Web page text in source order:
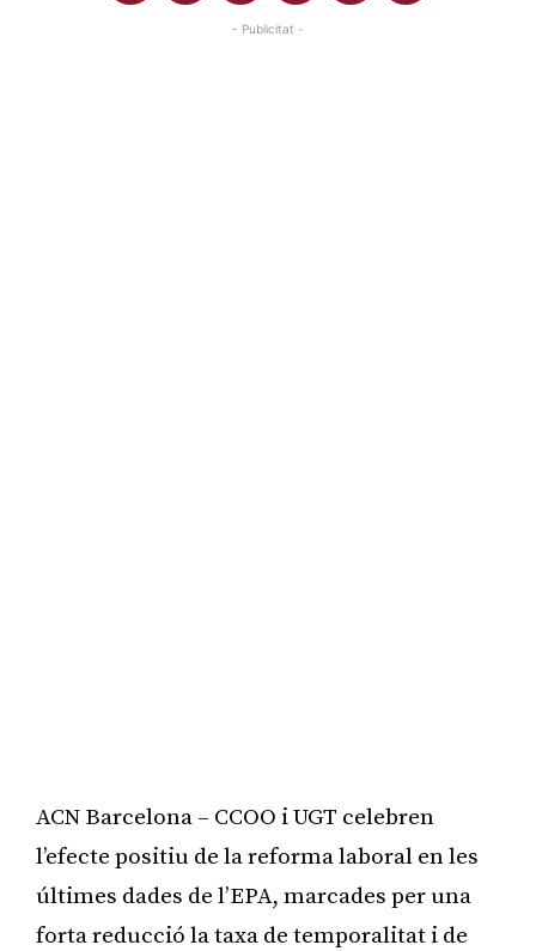
- Publicitat -
ACN Barcelona – CCOO i UGT celebren
l’efecte positiu de la reforma laboral en les
últimes dades de l’EPA, marcades per una
forta reducció la taxa de temporalitat i de